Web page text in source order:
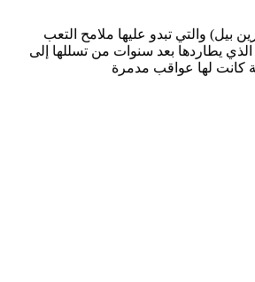
بيل) والتي تبدو عليها ملامح التعب
يطاردها بعد سنوات من تسللها إلى
كانت لها عواقب مدمرة